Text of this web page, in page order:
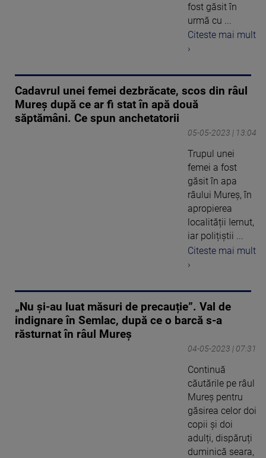
fost găsit în
urmă cu ...
Citeste mai mult
›
Cadavrul unei femei dezbrăcate, scos din râul
Mureș după ce ar fi stat în apă două
săptămâni. Ce spun anchetatorii
05-05-2023 | 13:04
Trupul unei
femei a fost
găsit în apa
râului Mureș, în
apropierea
localității Iernut,
iar polițiștii ...
Citeste mai mult
›
„Nu și-au luat măsuri de precauție”. Val de
indignare în Semlac, după ce o barcă s-a
răsturnat în râul Mureș
04-05-2023 | 07:31
Continuă
căutările pe râul
Mureș pentru
găsirea celor doi
copii și doi
adulți, dispăruți
duminică seara,